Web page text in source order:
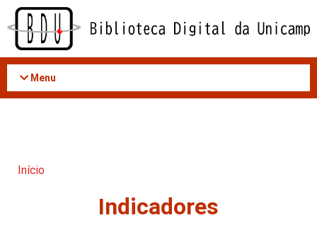
Acessar
conteúdo
Menu
Início
Indicadores